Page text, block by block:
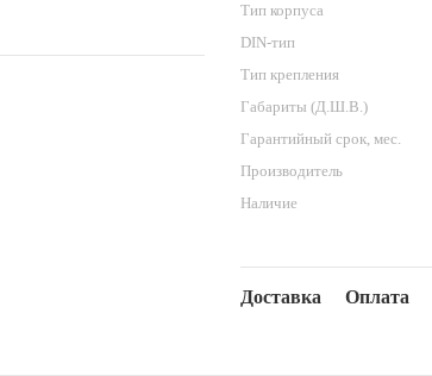
Тип корпуса
DIN-тип
Тип крепления
Габариты (Д.Ш.В.)
Гарантийный срок, мес.
Производитель
Наличие
Доставка Оплата